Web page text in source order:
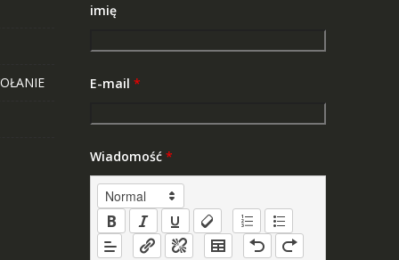
imię
E-mail *
Wiadomość *